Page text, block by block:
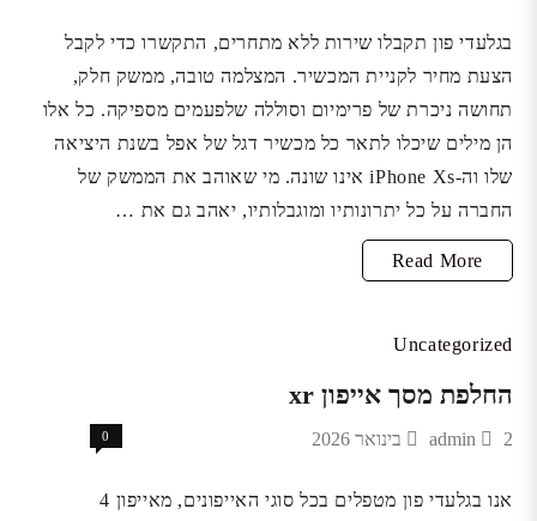
בגלעדי פון תקבלו שירות ללא מתחרים, התקשרו כדי לקבל
הצעת מחיר לקניית המכשיר. המצלמה טובה, ממשק חלק,
תחושה ניכרת של פרימיום וסוללה שלפעמים מספיקה. כל אלו
הן מילים שיכלו לתאר כל מכשיר דגל של אפל בשנת היציאה
שלו וה-iPhone Xs אינו שונה. מי שאוהב את הממשק של
החברה על כל יתרונותיו ומוגבלותיו, יאהב גם את …
אז
חדש
באייפון
Read More
Uncategorized
החלפת מסך אייפון xr
admin 2 בינואר 2026 0
אנו בגלעדי פון מטפלים בכל סוגי האייפונים, מאייפון 4